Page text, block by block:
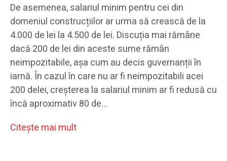
De asemenea, salariul minim pentru cei din
domeniul construcțiilor ar urma să crească de la
4.000 de lei la 4.500 de lei. Discuția mai rămâne
dacă 200 de lei din aceste sume rămân
neimpozitabile, așa cum au decis guvernanții în
iarnă. În cazul în care nu ar fi neimpozitabili acei
200 delei, creșterea la salariul minim ar fi redusă cu
încă aproximativ 80 de…
Citeşte mai mult